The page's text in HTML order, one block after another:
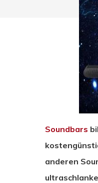
Drücken Sie
Soundbars
anderen